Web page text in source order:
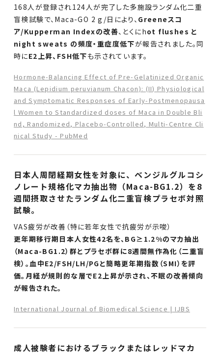
168人が登録され124人が完了した多施設ランダム化二重
盲検試験で、Maca-GO 2 g/日により、 Greeneスコ
ア/Kupperman Indexの改善、とくにhot flushes と
night sweats の頻度・重症度低下が報告されました。同
時にE2上昇、FSH低下も示されています。
Hormone-Balancing Effect of Pre-Gelatinized Organic
Maca (Lepidium peruvianum Chacon): (II) Physiological
and Symptomatic Responses of Early-Postmenopausa
l Women to Standardized doses of Maca in Double Bli
nd, Randomized, Placebo-Controlled, Multi-Centre Cli
nical Study - PubMed
日本人周閉経期女性を対象に、ベンジルグルコシ
ノレート規格化マカ抽出物（Maca-BG1.2）を8
週間摂取させたランダム化二重盲検プラセボ対照
試験。
VAS疲労が改善（特に若年女性で抗疲労が示唆）
更年期移行期日本人女性42名を、BG≥1.2%のマカ抽出
（Maca-BG1.2）群とプラセボ群に8週間無作為化（二重盲
検）。血中E2/FSH/LH/PGと簡略更年期指数（SMI）を評
価。月経が規則的な層でE2上昇が示され、不眠の改善傾向
が報告された。
International Journal of Biomedical Science | IJBS
成人被験者におけるブラックまたはレッドマカ